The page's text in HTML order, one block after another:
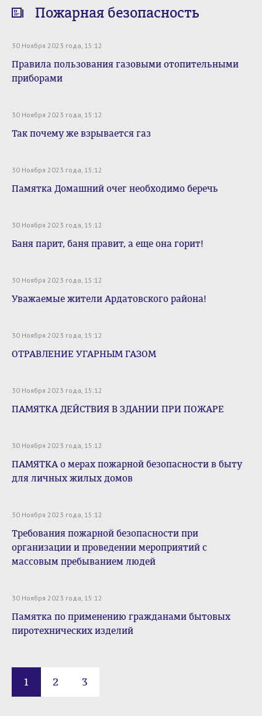
Пожарная безопасность
30 Ноября 2023 года, 15:12
Правила пользования газовыми отопительными
приборами
30 Ноября 2023 года, 15:12
Так почему же взрывается газ
30 Ноября 2023 года, 15:12
Памятка Домашний очег необходимо беречь
30 Ноября 2023 года, 15:12
Баня парит, баня правит, а еще она горит!
30 Ноября 2023 года, 15:12
Уважаемые жители Ардатовского района!
30 Ноября 2023 года, 15:12
ОТРАВЛЕНИЕ УГАРНЫМ ГАЗОМ
30 Ноября 2023 года, 15:12
ПАМЯТКА ДЕЙСТВИЯ В ЗДАНИИ ПРИ ПОЖАРЕ
30 Ноября 2023 года, 15:12
ПАМЯТКА о мерах пожарной безопасности в быту
для личных жилых домов
30 Ноября 2023 года, 15:12
Требования пожарной безопасности при
организации и проведении мероприятий с
массовым пребыванием людей
30 Ноября 2023 года, 15:12
Памятка по применению гражданами бытовых
пиротехнических изделий
1 2 3